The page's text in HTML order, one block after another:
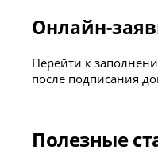
Онлайн-
Перейти к
после подписания
Полезные